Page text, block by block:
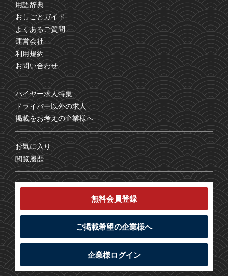
用語辞典
おしごとガイド
よくあるご質問
運営会社
利用規約
お問い合わせ
ハイヤー求人特集
ドライバー以外の求人
掲載をお考えの企業様へ
お気に入り
閲覧履歴
無料会員登録
ご掲載希望の企業様へ
企業様ログイン